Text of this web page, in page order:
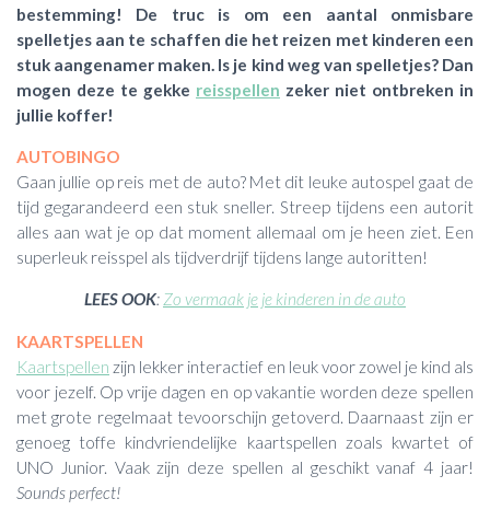
bestemming! De truc is om een aantal onmisbare
spelletjes aan te schaffen die het reizen met kinderen een
stuk aangenamer maken. Is je kind weg van spelletjes?Dan
mogen deze te gekke reisspellen zeker niet ontbreken in
jullie koffer!
AUTOBINGO
Gaan jullie op reis met de auto? Met dit leuke autospel gaat de
tijd gegarandeerd een stuk sneller. Streep tijdens een autorit
alles aan wat je op dat moment allemaal om je heen ziet. Een
superleuk reisspel als tijdverdrijf tijdens lange autoritten!
LEES OOK: Zo vermaak je je kinderen in de auto
KAARTSPELLEN
Kaartspellen zijn lekker interactief en leuk voor zowel je kind als
voor jezelf. Op vrije dagen en op vakantie worden deze spellen
met grote regelmaat tevoorschijn getoverd. Daarnaast zijn er
genoeg toffe kindvriendelijke kaartspellen zoals kwartet of
UNO Junior. Vaak zijn deze spellen al geschikt vanaf 4 jaar!
Sounds perfect!